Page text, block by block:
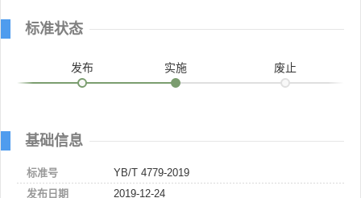
标准状态
发布 实施 废止
基础信息
标准号
YB/T 4779-2019
发布日期
2019-12-24